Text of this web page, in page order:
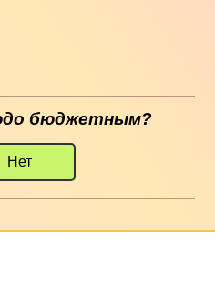
бюджетным?
Нет